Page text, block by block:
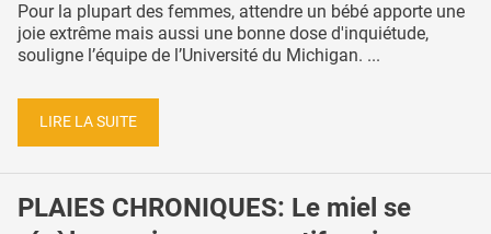
Pour la plupart des femmes, attendre un bébé apporte une
joie extrême mais aussi une bonne dose d'inquiétude,
souligne l’équipe de l’Université du Michigan. ...
LIRE LA SUITE
PLAIES CHRONIQUES: Le miel se